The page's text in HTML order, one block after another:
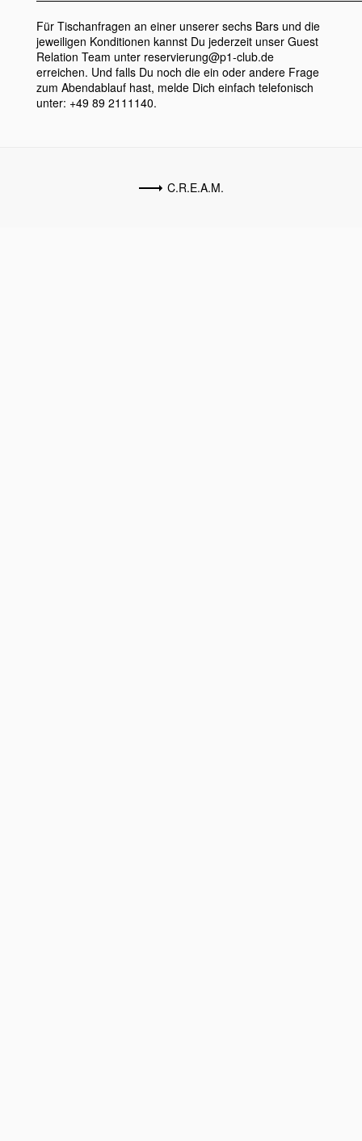
Für Tischanfragen an einer unserer sechs Bars und die
jeweiligen Konditionen kannst Du jederzeit unser Guest
Relation Team unter reservierung@p1-club.de
erreichen. Und falls Du noch die ein oder andere Frage
zum Abendablauf hast, melde Dich einfach telefonisch
unter: +49 89 2111140.
C.R.E.A.M.